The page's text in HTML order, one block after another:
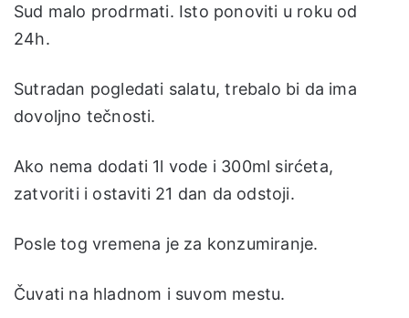
Sud malo prodrmati. Isto ponoviti u roku od
24h.
Sutradan pogledati salatu, trebalo bi da ima
dovoljno tečnosti.
Ako nema dodati 1l vode i 300ml sirćeta,
zatvoriti i ostaviti 21 dan da odstoji.
Posle tog vremena je za konzumiranje.
Čuvati na hladnom i suvom mestu.